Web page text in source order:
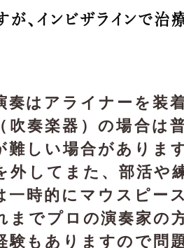
、インビザラインで治
奏はアライナーを装
吹奏楽器）の場合は
難しい場合がありま
外してまた、部活や
一時的にマウスピー
までプロの演奏家の
験もありますので問